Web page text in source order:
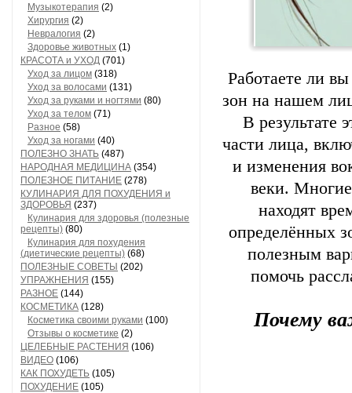
Музыкотерапия (2)
Хирургия (2)
Невралогия (2)
Здоровье животных (1)
КРАСОТА и УХОД (701)
Уход за лицом (318)
Уход за волосами (131)
Уход за руками и ногтями (80)
Уход за телом (71)
Разное (58)
Уход за ногами (40)
ПОЛЕЗНО ЗНАТЬ (487)
НАРОДНАЯ МЕДИЦИНА (354)
ПОЛЕЗНОЕ ПИТАНИЕ (278)
КУЛИНАРИЯ ДЛЯ ПОХУДЕНИЯ и
ЗДОРОВЬЯ (237)
Кулинария для здоровья (полезные
рецепты) (80)
Кулинария для похудения
(диетические рецепты) (68)
ПОЛЕЗНЫЕ СОВЕТЫ (202)
УПРАЖНЕНИЯ (155)
РАЗНОЕ (144)
КОСМЕТИКА (128)
Косметика своими руками (100)
Отзывы о косметике (2)
ЦЕЛЕБНЫЕ РАСТЕНИЯ (106)
ВИДЕО (106)
КАК ПОХУДЕТЬ (105)
ПОХУДЕНИЕ (105)
Работаете ли
зон на нашем
В результате
части лица,
и изменения
веки. Многие
находят
определённых
полезным
помочь
Почему